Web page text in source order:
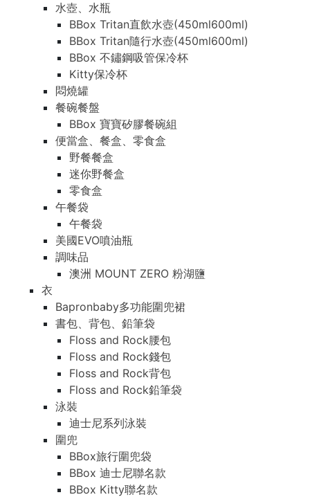
水壺、水瓶
BBox Tritan直飲水壺(450ml600ml)
BBox Tritan隨行水壺(450ml600ml)
BBox 不鏽鋼吸管保冷杯
Kitty保冷杯
悶燒罐
餐碗餐盤
BBox 寶寶矽膠餐碗組
便當盒、餐盒、零食盒
野餐餐盒
迷你野餐盒
零食盒
午餐袋
午餐袋
美國EVO噴油瓶
調味品
澳洲 MOUNT ZERO 粉湖鹽
衣
Bapronbaby多功能圍兜裙
書包、背包、鉛筆袋
Floss and Rock腰包
Floss and Rock錢包
Floss and Rock背包
Floss and Rock鉛筆袋
泳裝
迪士尼系列泳裝
圍兜
BBox旅行圍兜袋
BBox 迪士尼聯名款
BBox Kitty聯名款